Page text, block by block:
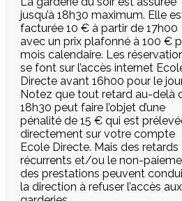
jusqu’à 18h30 maximum. Elle
facturée 10 € à partir de 17h00
avec un prix plafonné à 100 €
mois calendaire. Les
se font sur l’accès internet
Directe avant 16h00 pour le
Notez que tout retard au-delà
18h30 peut faire l’objet d’une
pénalité de 15 € qui est
directement sur votre compte
Ecole Directe. Mais des retards
récurrents et/ou le non-
des prestations peuvent
la direction à refuser l’accès aux